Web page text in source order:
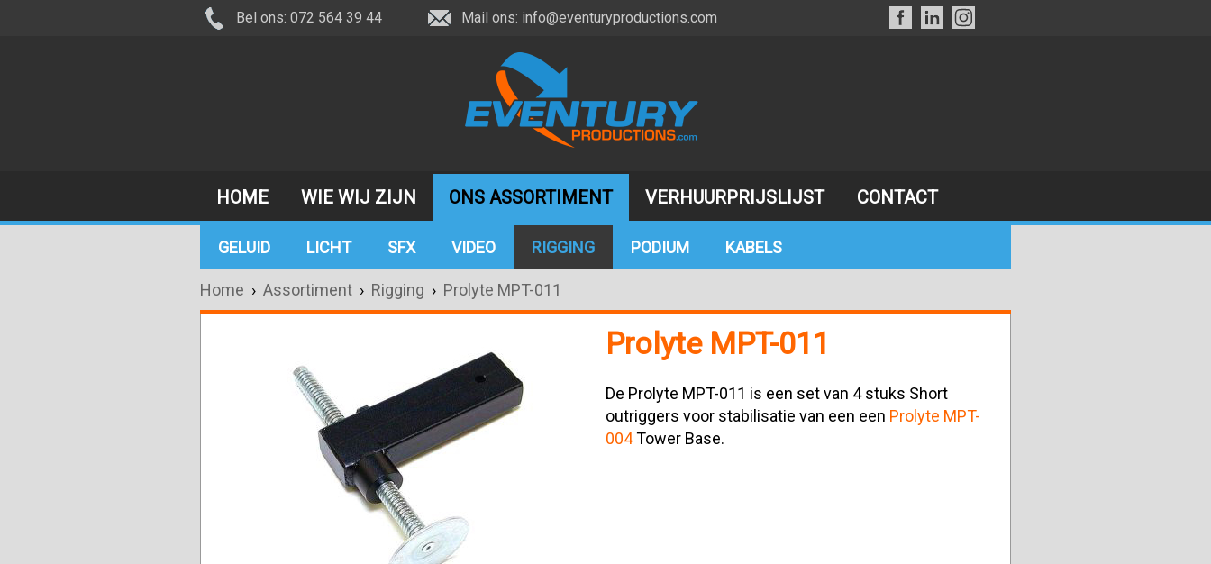
Bel ons: 072 564 39 44 Mail ons: info@eventuryproductions.com
HOME WIE WIJ ZIJN ONS ASSORTIMENT VERHUURPRIJSLIJST CONTACT
GELUID LICHT SFX VIDEO RIGGING PODIUM KABELS
Home › Assortiment › Rigging › Prolyte MPT-011
Prolyte MPT-011
De Prolyte MPT-011 is een set van 4 stuks Short
outriggers voor stabilisatie van een een Prolyte MPT-
004Tower Base.